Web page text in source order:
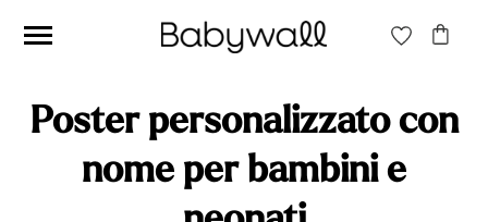
Poster personalizzato con
nome per bambini e